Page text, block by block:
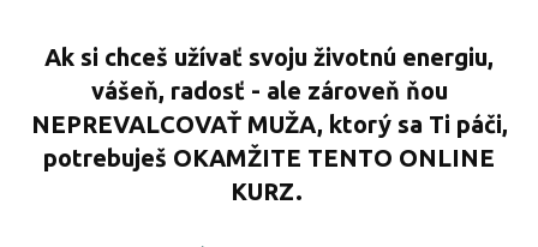
Ak si chceš užívať svoju životnú energiu,
vášeň, radosť - ale zároveň ňou
NEPREVALCOVAŤ MUŽA, ktorý sa Ti páči,
potrebuješ OKAMŽITE TENTO ONLINE
KURZ.